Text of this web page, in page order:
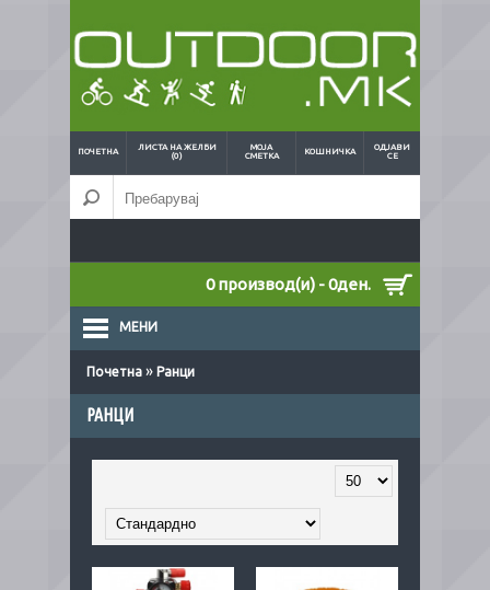
ПОЧЕТНА
ЛИСТА НА ЖЕЛБИ
(0)
МОЈА
СМЕТКА
КОШНИЧКА
ОДЈАВИ
СЕ
0 производ(и) - 0ден.
МЕНИ
Почетна » Ранци
РАНЦИ